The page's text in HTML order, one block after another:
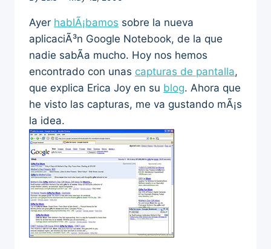
Ayer hablÃ¡bamos sobre la nueva
aplicaciÃ³n Google Notebook, de la que
nadie sabÃ­a mucho. Hoy nos hemos
encontrado con unas capturas de pantalla,
que explica Erica Joy en su blog. Ahora que
he visto las capturas, me va gustando mÃ¡s
la idea.